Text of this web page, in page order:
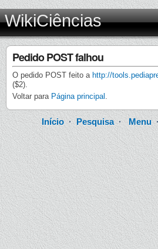
WikiCiências
Pedido POST falhou
O pedido POST feito a http://
($2).
Voltar para Página principal .
Início·Pesquisa· Menu